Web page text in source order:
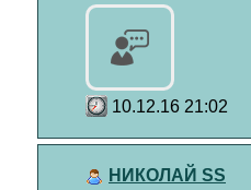
10.12.16 21:02
НИКОЛАЙ SS